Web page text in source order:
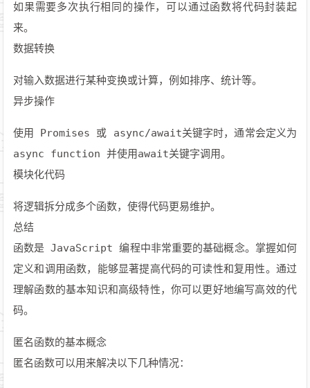
如果需要多次执行相同的操作，可以通过函数将代码封装起
来。
数据转换
对输入数据进行某种变换或计算，例如排序、统计等。
异步操作
使用 Promises 或 async/await关键字时，通常会定义为
async function 并使用await关键字调用。
模块化代码
将逻辑拆分成多个函数，使得代码更易维护。
总结
函数是 JavaScript 编程中非常重要的基础概念。掌握如何
定义和调用函数，能够显著提高代码的可读性和复用性。通过
理解函数的基本知识和高级特性，你可以更好地编写高效的代
码。
匿名函数的基本概念
匿名函数可以用来解决以下几种情况：